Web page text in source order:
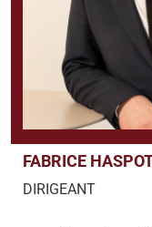
FABRICE
DIRIGEANT